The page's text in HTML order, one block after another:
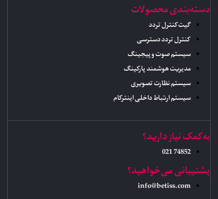
دسته‌بندی محصولات
گیت کنترل تردد
کنترل تردد دسترسی
سیستم صوت و پیجینگ
مدیریت هوشمند پارکینگ
سیستم نظارت تصویری
سیستم ارتباط داخلی اینترکام
به کمک نیاز دارید؟
74852 021
پشتیبانی می‌خواهید؟
info@betiss.com